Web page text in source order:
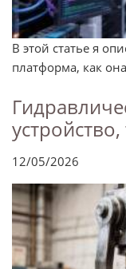
В этой статье я
платформа, как
12/05/2026